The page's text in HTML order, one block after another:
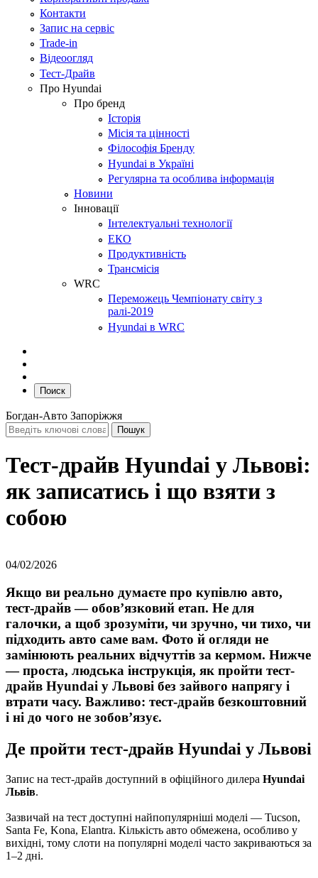
Контакти
Запис на сервіс
Trade-in
Відеоогляд
Тест-Драйв
Про Hyundai
Про бренд
Історія
Місія та цінності
Філософія Бренду
Hyundai в Україні
Регулярна та особлива інформація
Новини
Інновації
Інтелектуальні технології
ЕКО
Продуктивність
Трансмісія
WRC
Переможець Чемпіонату світу з
ралі-2019
Hyundai в WRC
Поиск
Богдан-Авто Запоріжжя
Тест-драйв Hyundai у Львові:
як записатись і що взяти з
собою
04/02/2026
Якщо ви реально думаєте про купівлю авто,
тест-драйв — обовʼязковий етап. Не для
галочки, а щоб зрозуміти, чи зручно, чи тихо, чи
підходить авто саме вам. Фото й огляди не
замінюють реальних відчуттів за кермом. Нижче
— проста, людська інструкція, як пройти тест-
драйв Hyundai у Львові без зайвого напрягу і
втрати часу. Важливо: тест-драйв безкоштовний
і ні до чого не зобовʼязує.
Де пройти тест-драйв Hyundai у Львові
Запис на тест-драйв доступний в офіційного дилера Hyundai
Львів.
Зазвичай на тест доступні найпопулярніші моделі — Tucson,
Santa Fe, Kona, Elantra. Кількість авто обмежена, особливо у
вихідні, тому слоти на популярні моделі часто закриваються за
1–2 дні.